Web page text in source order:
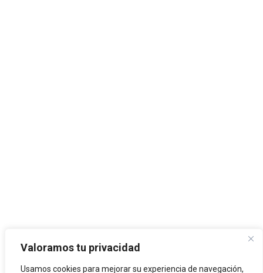
Valoramos tu privacidad
Usamos cookies para mejorar su experiencia de navegación,